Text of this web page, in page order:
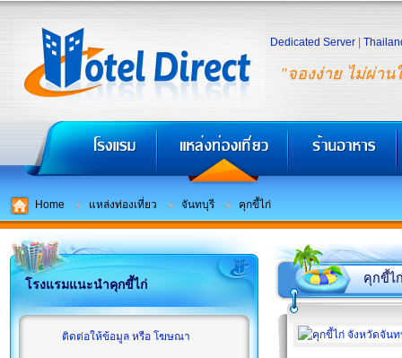
"จองง่าย ไม่ผ่าน
Dedicated Server
Home แหล่งท่องเที่ยว จันทบุรี คุกขี้ไก่
โรงแรมแนะนำคุกขี้ไก่
ติดต่อให้ข้อมูล หรือ โฆษณา
คุกขี้ไ